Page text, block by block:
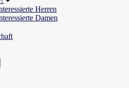
Herren
Damen